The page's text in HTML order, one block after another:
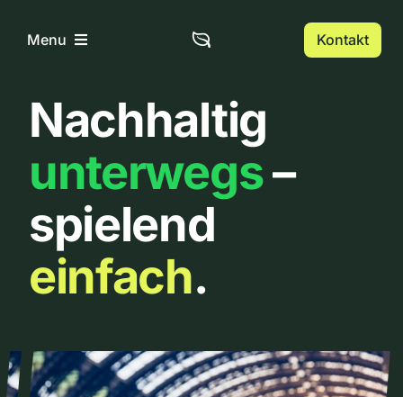
InhaltMenu
Home
Über uns
Urbanlist
Kontakt
Nachhaltig
unterwegs–
spielend
einfach.